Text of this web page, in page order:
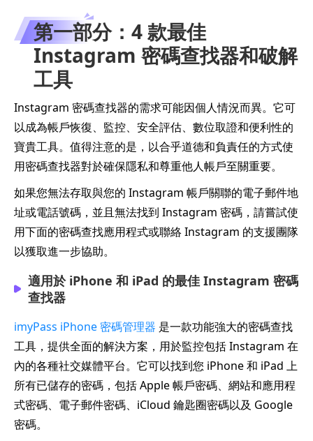
第一部分：4 款最佳
Instagram 密碼查找器和破解
工具
Instagram 密碼查找器的需求可能因個人情況而異。它可
以成為帳戶恢復、監控、安全評估、數位取證和便利性的
寶貴工具。值得注意的是，以合乎道德和負責任的方式使
用密碼查找器對於確保隱私和尊重他人帳戶至關重要。
如果您無法存取與您的 Instagram 帳戶關聯的電子郵件地
址或電話號碼，並且無法找到 Instagram 密碼，請嘗試使
用下面的密碼查找應用程式或聯絡 Instagram 的支援團隊
以獲取進一步協助。
適用於 iPhone 和 iPad 的最佳 Instagram 密碼
查找器
imyPass iPhone 密碼管理器 是一款功能強大的密碼查找
工具，提供全面的解決方案，用於監控包括 Instagram 在
內的各種社交媒體平台。它可以找到您 iPhone 和 iPad 上
所有已儲存的密碼，包括 Apple 帳戶密碼、網站和應用程
式密碼、電子郵件密碼、iCloud 鑰匙圈密碼以及 Google
密碼。